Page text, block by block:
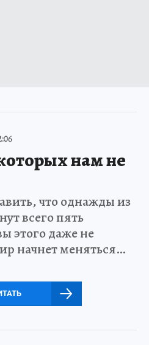
нам не
что однажды из
всего пять
этого даже не
начнет меняться…